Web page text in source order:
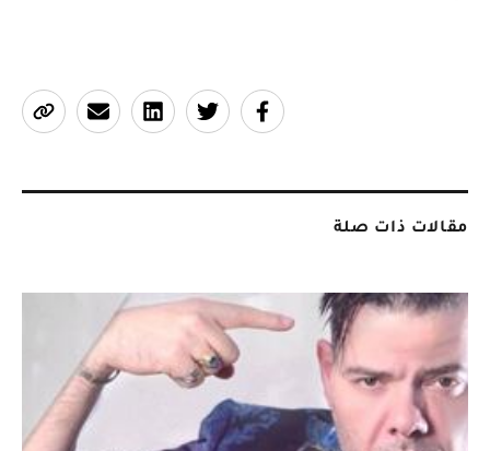
مقالات ذات صلة